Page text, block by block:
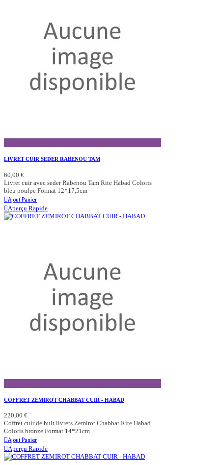
LIVRET CUIR SEDER RABENOU TAM
60,00 €
Livret cuir avec seder Rabenou Tam Rite Habad Coloris
bleu poulpe Format 12*17,5cm
Ajout Panier
Aperçu Rapide
COFFRET ZEMIROT CHABBAT CUIR - HABAD
220,00 €
Coffret cuir de huit livrets Zemirot Chabbat Rite Habad
Coloris bronze Format 14*21cm
Ajout Panier
Aperçu Rapide